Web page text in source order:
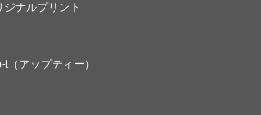
ナルプリント
（アップティー）